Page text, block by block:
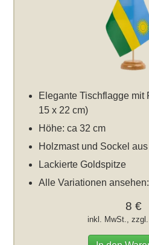
Elegante Tischflagge mit
15 x 22 cm)
Höhe: ca 32 cm
Holzmast und Sockel
Lackierte Goldspitze
Alle Variationen ansehen:
8 €
inkl. MwSt.,